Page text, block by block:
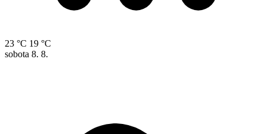
23 °C 19 °C
sobota 8. 8.